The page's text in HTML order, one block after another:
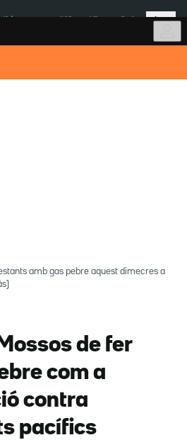
Més
amb gas pebre aquest dimecres a
de fer
com a
contra
pacífics